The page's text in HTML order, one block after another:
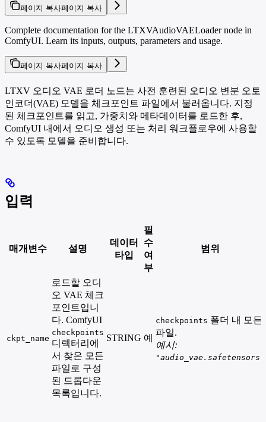
페이지 복사페이지 복사
Complete documentation for the LTXVAudioVAELoader node in
ComfyUI. Learn its inputs, outputs, parameters and usage.
페이지 복사페이지 복사
LTXV 오디오 VAE 로더 노드는 사전 훈련된 오디오 변분 오토
인코더(VAE) 모델을 체크포인트 파일에서 불러옵니다. 지정
된 체크포인트를 읽고, 가중치와 메타데이터를 로드한 후,
ComfyUI 내에서 오디오 생성 또는 처리 워크플로우에 사용할
수 있도록 모델을 준비합니다.
입력
매개변수 설명
데이터
타입
필
수
여
부
범위
ckpt_name
로드할 오디
오 VAE 체크
포인트입니
다. ComfyUI
checkpoints
디렉터리에
서 찾은 모든
파일로 구성
된 드롭다운
목록입니다.
STRING 예
checkpoints 폴더 내 모든
파일.
예시:
"audio_vae.safetensors"